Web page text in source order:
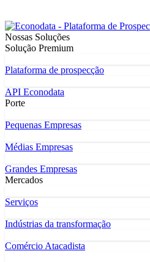
Nossas Soluções
Solução Premium
Plataforma de prospecção
API Econodata
Porte
Pequenas Empresas
Médias Empresas
Grandes Empresas
Mercados
Serviços
Indústrias da transformação
Comércio Atacadista